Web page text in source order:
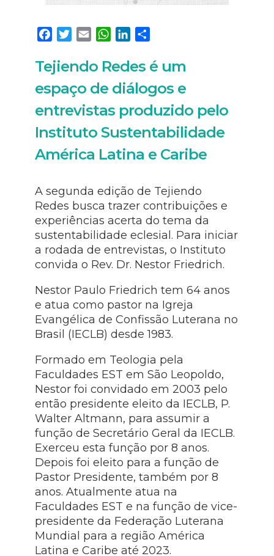
Facebook
TwitterEmailWhatsApp
LinkedIn
Tejiendo Redes é um
espaço de diálogos e
entrevistas produzido pelo
Instituto Sustentabilidade
América Latina e Caribe
A segunda edição de Tejiendo
Redes busca trazer contribuições e
experiências acerta do tema da
sustentabilidade eclesial. Para iniciar
a rodada de entrevistas, o Instituto
convida o Rev. Dr. Nestor Friedrich.
Nestor Paulo Friedrich tem 64 anos
e atua como pastor na Igreja
Evangélica de Confissão Luterana no
Brasil (IECLB) desde 1983.
Formado em Teologia pela
Faculdades EST em São Leopoldo,
Nestor foi convidado em 2003 pelo
então presidente eleito da IECLB, P.
Walter Altmann, para assumir a
função de Secretário Geral da IECLB.
Exerceu esta função por 8 anos.
Depois foi eleito para a função de
Pastor Presidente, também por 8
anos. Atualmente atua na
Faculdades EST e na função de vice-
presidente da Federação Luterana
Mundial para a região América
Latina e Caribe até 2023.